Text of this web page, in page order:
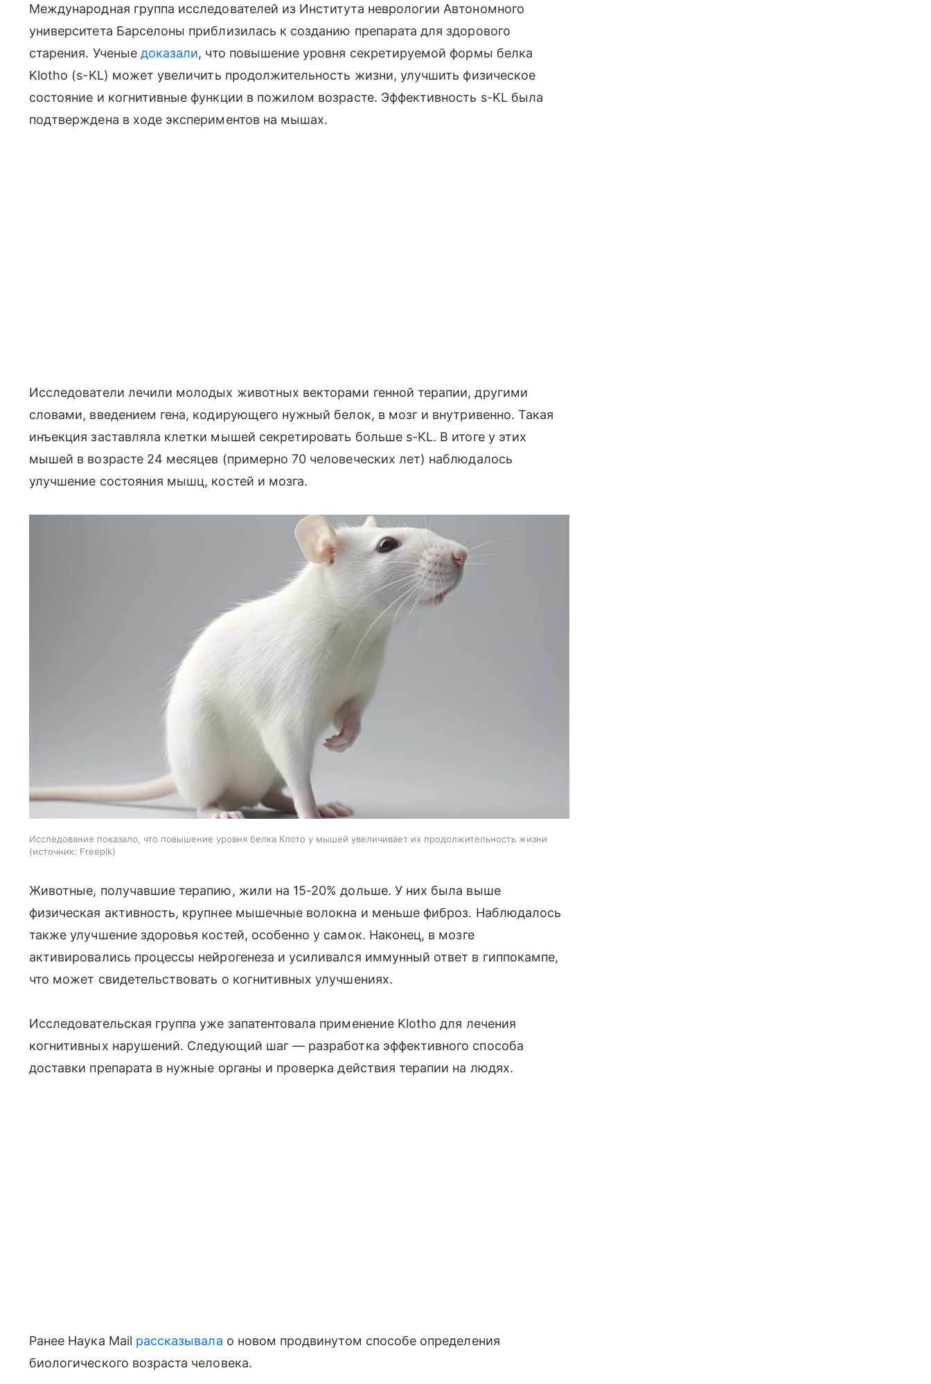
Международная группа исследователей из Института неврологии Автономного
университета Барселоны приблизилась к созданию препарата для здорового
старения. Ученые доказали, что повышение уровня секретируемой формы белка
Klotho (s-KL) может увеличить продолжительность жизни, улучшить физическое
состояние и когнитивные функции в пожилом возрасте. Эффективность s-KL была
подтверждена в ходе экспериментов на мышах.
Исследователи лечили молодых животных векторами генной терапии, другими
словами, введением гена, кодирующего нужный белок, в мозг и внутривенно. Такая
инъекция заставляла клетки мышей секретировать больше s-KL. В итоге у этих
мышей в возрасте 24 месяцев (примерно 70 человеческих лет) наблюдалось
улучшение состояния мышц, костей и мозга.
Исследование показало, что повышение уровня белка Клото у мышей увеличивает их продолжительность жизни
источник: Freepik
Животные, получавшие терапию, жили на 15-20% дольше. У них была выше
физическая активность, крупнее мышечные волокна и меньше фиброз. Наблюдалось
также улучшение здоровья костей, особенно у самок. Наконец, в мозге
активировались процессы нейрогенеза и усиливался иммунный ответ в гиппокампе,
что может свидетельствовать о когнитивных улучшениях.
Исследовательская группа уже запатентовала применение Klotho для лечения
когнитивных нарушений. Следующий шаг — разработка эффективного способа
доставки препарата в нужные органы и проверка действия терапии на людях.
Ранее Наука Mail рассказывала о новом продвинутом способе определения
биологического возраста человека.